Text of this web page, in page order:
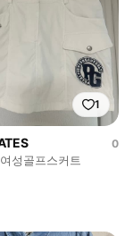
1
0
성골프스커트